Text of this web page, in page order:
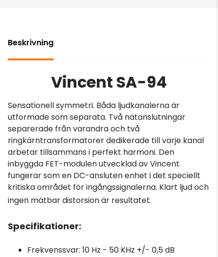
Beskrivning
Vincent SA-94
Sensationell symmetri. Båda ljudkanalerna är
utformade som separata. Två nätanslutningar
separerade från varandra och två
ringkärntransformatorer dedikerade till varje kanal
arbetar tillsammans i perfekt harmoni. Den
inbyggda FET-modulen utvecklad av Vincent
fungerar som en DC-ansluten enhet i det speciellt
kritiska området för ingångssignalerna. Klart ljud och
ingen mätbar distorsion är resultatet.
Specifikationer:
Frekvenssvar: 10 Hz - 50 KHz +/- 0,5 dB